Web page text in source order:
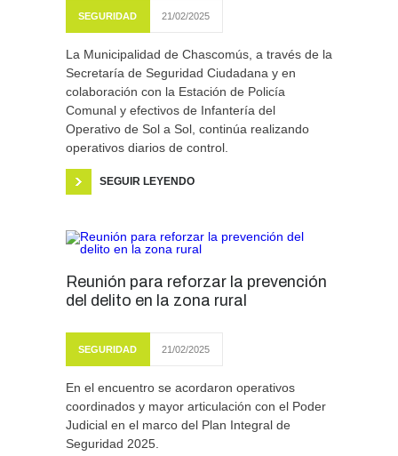
SEGURIDAD 21/02/2025
La Municipalidad de Chascomús, a través de la
Secretaría de Seguridad Ciudadana y en
colaboración con la Estación de Policía
Comunal y efectivos de Infantería del
Operativo de Sol a Sol, continúa realizando
operativos diarios de control.
SEGUIR LEYENDO
Reunión para reforzar la prevención
del delito en la zona rural
SEGURIDAD 21/02/2025
En el encuentro se acordaron operativos
coordinados y mayor articulación con el Poder
Judicial en el marco del Plan Integral de
Seguridad 2025.